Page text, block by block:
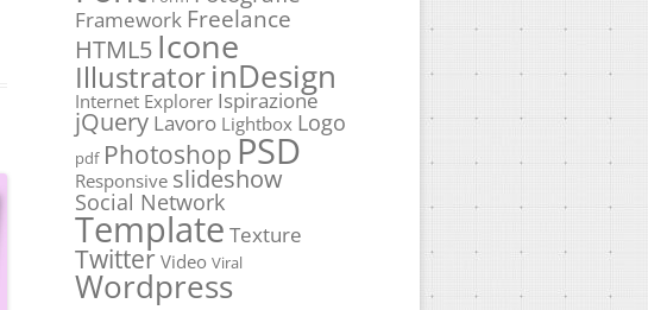
Framework Freelance
HTML5 Icone
IllustratorinDesign
Internet Explorer Ispirazione
jQuery Lavoro Lightbox Logo
pdf PhotoshopPSD
Responsive slideshow
Social Network
Template Texture
TwitterVideo Viral
Wordpress